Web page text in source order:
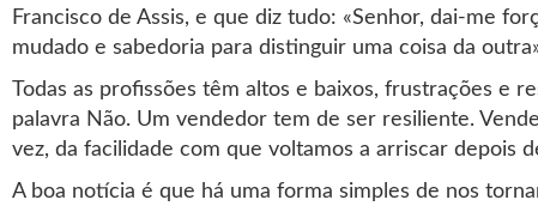
Francisco de Assis, e que diz tudo: «Senhor, dai-me
mudado e sabedoria para distinguir uma coisa da
Todas as profissões têm altos e baixos, frustrações e
palavra Não. Um vendedor tem de ser resiliente.
vez, da facilidade com que voltamos a arriscar depois
A boa notícia é que há uma forma simples de nos